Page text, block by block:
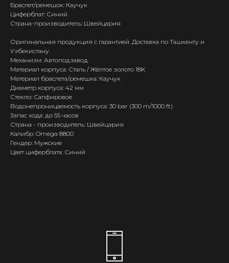
Браслет/ремешок: Каучук
Циферблат: Синий
Страна-производитель: Швейцария
Оригинальная продукция с гарантией. Доставка по Ташкенту и
Узбекистану.
Механизм: Автоподзавод
Материал корпуса: Сталь / Жёлтое золото 18K
Материал браслета/ремешка: Каучук
Диаметр корпуса: 42 мм
Стекло: Сапфировое
Водонепроницаемость корпуса: 30 bar (300 m/1000 ft)
Запас хода: до 55 часов
Страна - производитель: Швейцария
Калибр: Omega 8800
Гендер: Мужские
Цвет циферблата: Синий